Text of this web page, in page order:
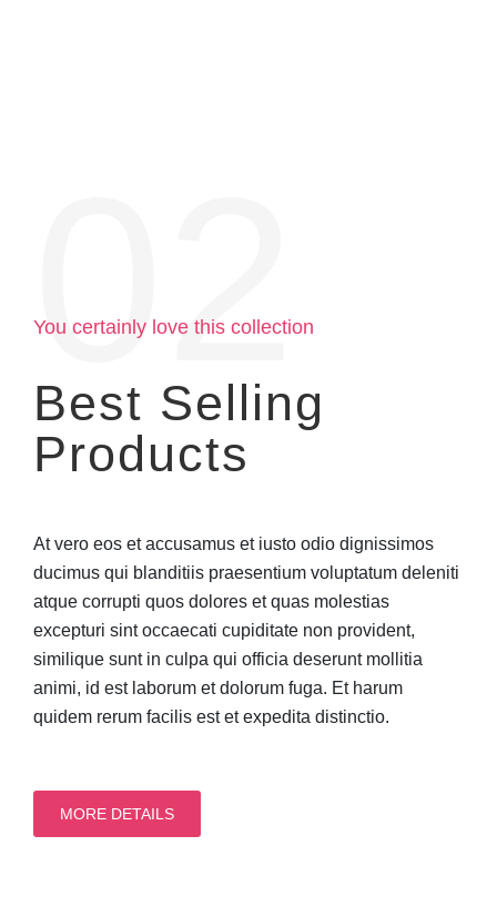
02
You certainly love this collection
Best Selling
Products
At vero eos et accusamus et iusto odio dignissimos
ducimus qui blanditiis praesentium voluptatum deleniti
atque corrupti quos dolores et quas molestias
excepturi sint occaecati cupiditate non provident,
similique sunt in culpa qui officia deserunt mollitia
animi, id est laborum et dolorum fuga. Et harum
quidem rerum facilis est et expedita distinctio.
MORE DETAILS